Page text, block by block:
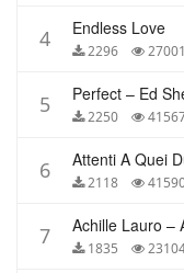
4 Endless Love
2296 27001
5 Perfect – Ed
2250
6 Attenti A Quei
2118
7 1835